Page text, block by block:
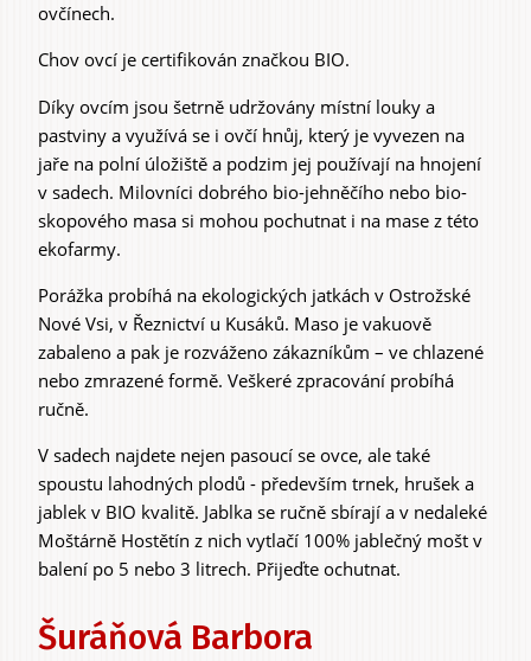
ovčínech.
Chov ovcí je certifikován značkou BIO.
Díky ovcím jsou šetrně udržovány místní louky a
pastviny a využívá se i ovčí hnůj, který je vyvezen na
jaře na polní úložiště a podzim jej používají na hnojení
v sadech. Milovníci dobrého bio-jehněčího nebo bio-
skopového masa si mohou pochutnat i na mase z této
ekofarmy.
Porážka probíhá na ekologických jatkách v Ostrožské
Nové Vsi, v Řeznictví u Kusáků. Maso je vakuově
zabaleno a pak je rozváženo zákazníkům – ve chlazené
nebo zmrazené formě. Veškeré zpracování probíhá
ručně.
V sadech najdete nejen pasoucí se ovce, ale také
spoustu lahodných plodů - především trnek, hrušek a
jablek v BIO kvalitě. Jablka se ručně sbírají a v nedaleké
Moštárně Hostětín z nich vytlačí 100% jablečný mošt v
balení po 5 nebo 3 litrech. Přijeďte ochutnat.
Šuráňová Barbora